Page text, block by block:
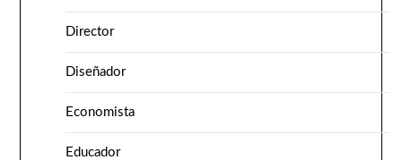
Director
Diseñador
Economista
Educador